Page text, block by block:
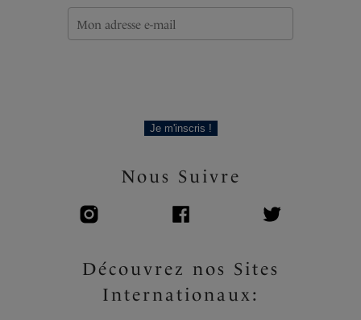
Je m'inscris !
Nous Suivre
Découvrez nos Sites
Internationaux: